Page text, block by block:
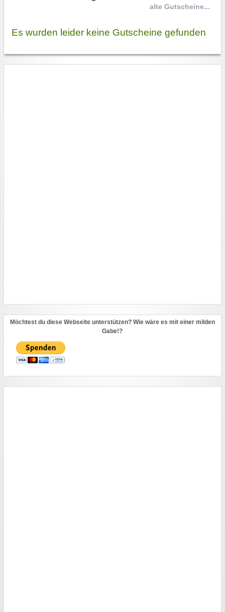
alte Gutscheine...
Es wurden leider keine Gutscheine gefunden
Möchtest du diese Webseite unterstützen? Wie wäre es mit einer milden
Gabe!?